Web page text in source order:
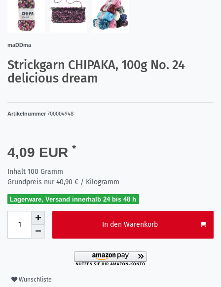
maDDma
Strickgarn CHIPAKA, 100g No. 24
delicious dream
Artikelnummer 700004948
4,09 EUR *
Inhalt 100 Gramm
Grundpreis nur40,90 € / Kilogramm
Lagerware, Versand innerhalb 24 bis 48 h
In den Warenkorb
Wunschliste